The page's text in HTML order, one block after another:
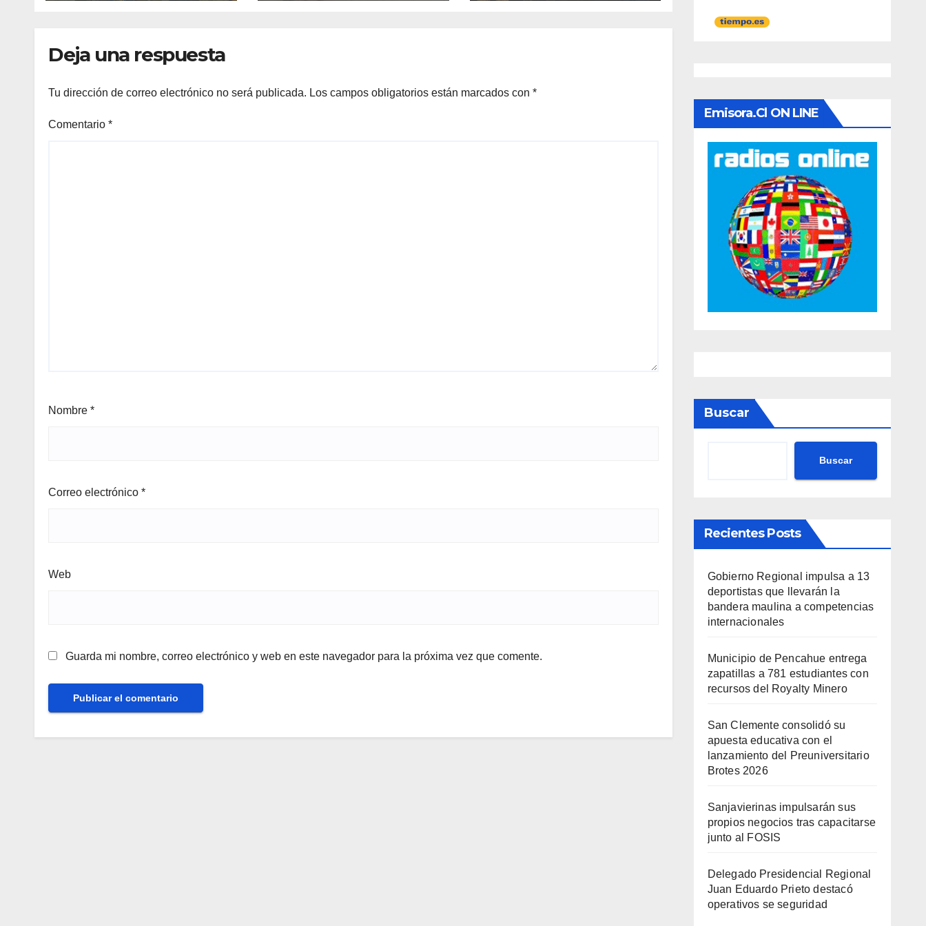
maulina a
recursos del Royalty
del Preuniversitario
Deja una respuesta
Tu dirección de correo electrónico no será publicada. Los campos obligatorios están marcados con *
Comentario *
Nombre *
Correo electrónico *
Web
Guarda mi nombre, correo electrónico y web en este navegador para la próxima vez que comente.
Emisora.cl ON LINE
Buscar
Buscar
Recientes Posts
Gobierno Regional impulsa a 13
deportistas que llevarán la
bandera maulina a competencias
internacionales
Municipio de Pencahue entrega
zapatillas a 781 estudiantes con
recursos del Royalty Minero
San Clemente consolidó su
apuesta educativa con el
lanzamiento del Preuniversitario
Brotes 2026
Sanjavierinas impulsarán sus
propios negocios tras capacitarse
junto al FOSIS
Delegado Presidencial Regional
Juan Eduardo Prieto destacó
operativos se seguridad